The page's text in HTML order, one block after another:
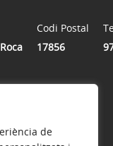
de
Codi Postal
17856